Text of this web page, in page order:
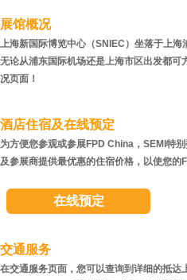
展馆概况
上海新国际博览中心（SNIEC）坐落于上
无论从浦东国际机场还是上海市区出发都
况页面！
酒店住宿及在线预定
为方便您参观或参展FPD China，SEMI特
及参展商提供最优惠的住宿价格，以使您的
在线预定
交通服务
在交通服务页面，您可以查询到详细的抵达